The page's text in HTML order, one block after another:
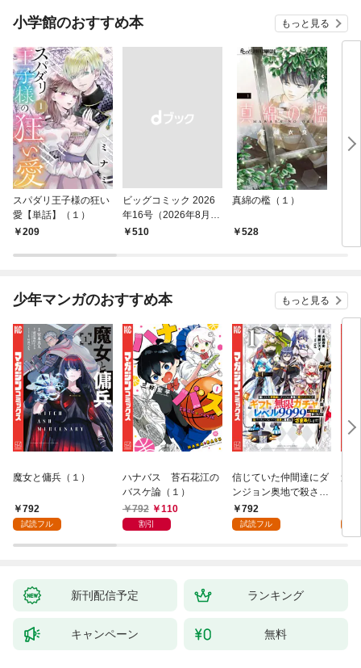
小学館のおすすめ本 もっと見る
スパダリ王子様の狂い
愛【単話】（１）
209
ビッグコミック 2026
年16号（2026年8月7
日発売）
￥510
真綿の檻（１）
528
少年マンガのおすすめ本 もっと見る
魔女と傭兵（１）
792
試読フル
ハナバス 苔石花江の
バスケ論（１）
792
110
割引
信じていた仲間達にダ
ンジョン奥地で殺され
かけたがギフト『無限
ガチャ』でレベル９９
（１）
792
試読フル
追
強
～
新刊配信予定 ランキング
キャンペーン 無料